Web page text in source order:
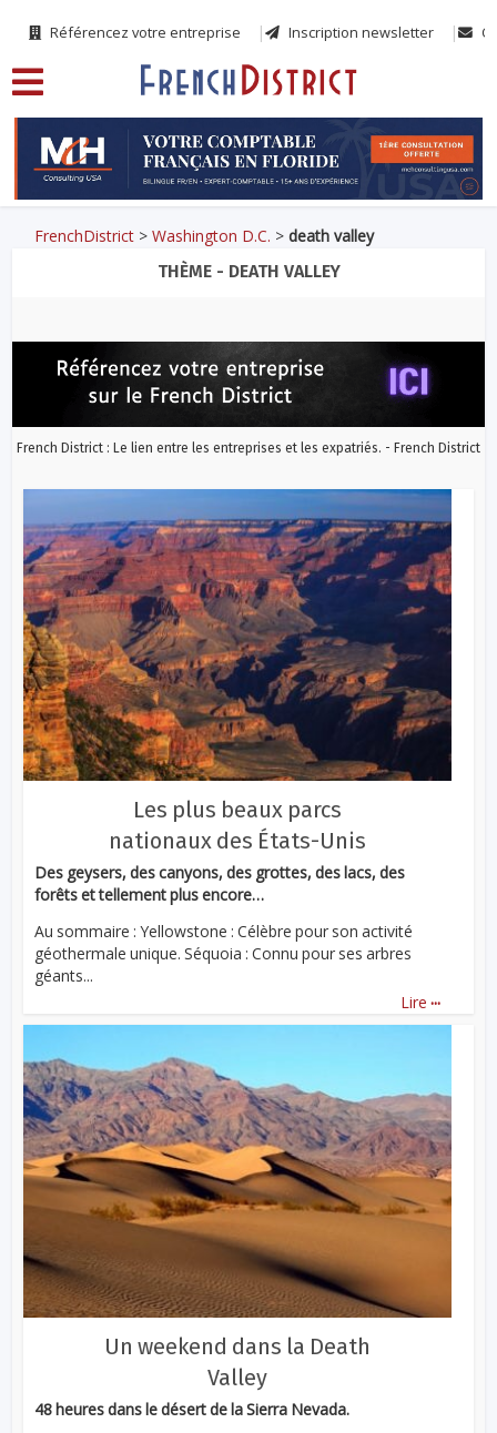
Référencez votre entreprise Inscription newsletter
FrenchDistrict >Washington D.C. >death valley
THÈME - DEATH VALLEY
French District : Le lien entre les entreprises et les expatriés. - French District
Les plus beaux parcs
nationaux des États-Unis
Des geysers, des canyons, des grottes, des lacs, des
forêts et tellement plus encore…
Au sommaire : Yellowstone : Célèbre pour son activité
géothermale unique. Séquoia : Connu pour ses arbres
géants...
Lire ...
Un weekend dans la Death
Valley
48 heures dans le désert de la Sierra Nevada.